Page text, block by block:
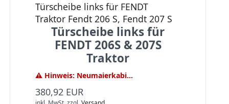
Türscheibe links für FENDT
Traktor Fendt 206 S, Fendt 207 S
Türscheibe links für
FENDT 206S & 207S
Traktor
⚠️ Hinweis: Neumaierkabi...
380,92 EUR